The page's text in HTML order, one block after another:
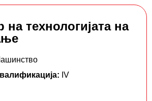
на технологијата на
IV